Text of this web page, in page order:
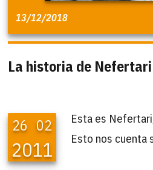
13/12/2018
La historia de Nefertari
26 02
2011
Esta es
Esto nos cuenta